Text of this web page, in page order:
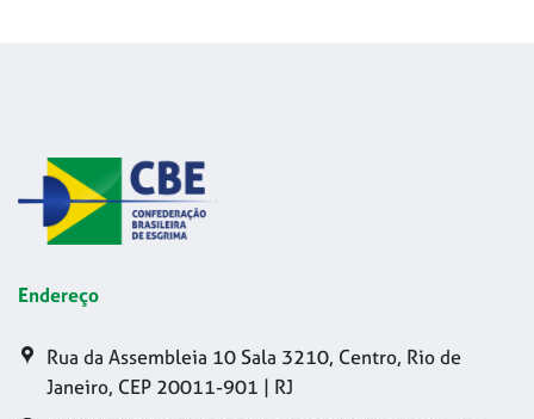
Endereço
Rua da Assembleia 10 Sala 3210, Centro, Rio de
Janeiro, CEP 20011-901 | RJ